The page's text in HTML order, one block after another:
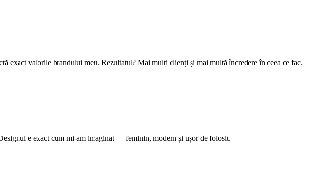
exact valorile brandului meu. Rezultatul? Mai mulți clienți și mai multă încredere în ceea ce fac.
e exact cum mi-am imaginat — feminin, modern și ușor de folosit.